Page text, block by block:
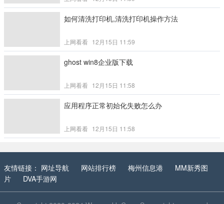
如何清洗打印机,清洗打印机操作方法
上网看看 12月15日 11:59
ghost win8企业版下载
上网看看 12月15日 11:58
应用程序正常初始化失败怎么办
上网看看 12月15日 11:58
友情链接： 网址导航 网站排行榜 梅州信息港
MM新秀图
片
DVA手游网